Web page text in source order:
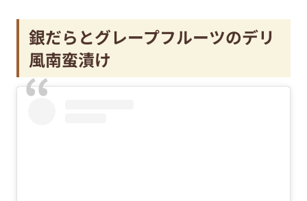
銀だらとグレープフルーツのデリ
風南蛮漬け